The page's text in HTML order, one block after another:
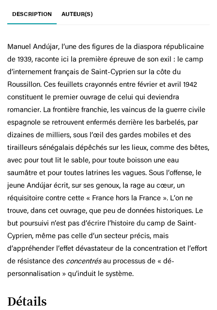
DESCRIPTION AUTEUR(S)
Manuel Andújar, l’une des figures de la diaspora républicaine
de 1939, raconte ici la première épreuve de son exil : le camp
d’internement français de Saint-Cyprien sur la côte du
Roussillon. Ces feuillets crayonnés entre février et avril 1942
constituent le premier ouvrage de celui qui deviendra
romancier. La frontière franchie, les vaincus de la guerre civile
espagnole se retrouvent enfermés derrière les barbelés, par
dizaines de milliers, sous l’œil des gardes mobiles et des
tirailleurs sénégalais dépêchés sur les lieux, comme des bêtes,
avec pour tout lit le sable, pour toute boisson une eau
saumâtre et pour toutes latrines les vagues. Sous l’offense, le
jeune Andújar écrit, sur ses genoux, la rage au cœur, un
réquisitoire contre cette « France hors la France ». L’on ne
trouve, dans cet ouvrage, que peu de données historiques. Le
but poursuivi n’est pas d’écrire l’histoire du camp de Saint-
Cyprien, même pas celle d’un secteur précis, mais
d’appréhender l’effet dévastateur de la concentration et l’effort
de résistance des concentrésau processus de « dé-
personnalisation » qu’induit le système.
Détails